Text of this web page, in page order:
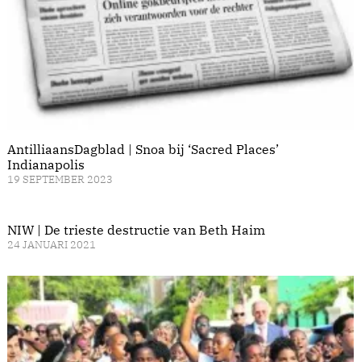
AntilliaansDagblad | Snoa bij ‘Sacred Places’
Indianapolis
19 SEPTEMBER 2023
NIW | De trieste destructie van Beth Haim
24 JANUARI 2021